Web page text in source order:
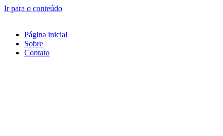
Ir para o conteúdo
Página inicial
Sobre
Contato